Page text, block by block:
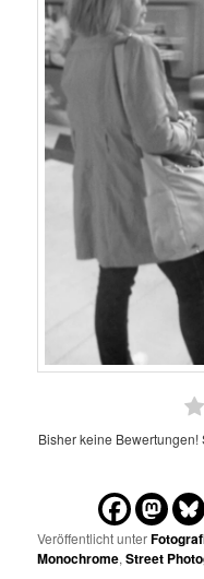
Bisher keine
Veröffentlicht unter
Monochrome,Street